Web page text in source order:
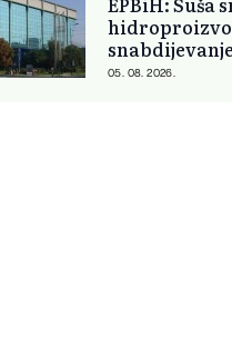
ostaje stabilno
05. 08. 2026.